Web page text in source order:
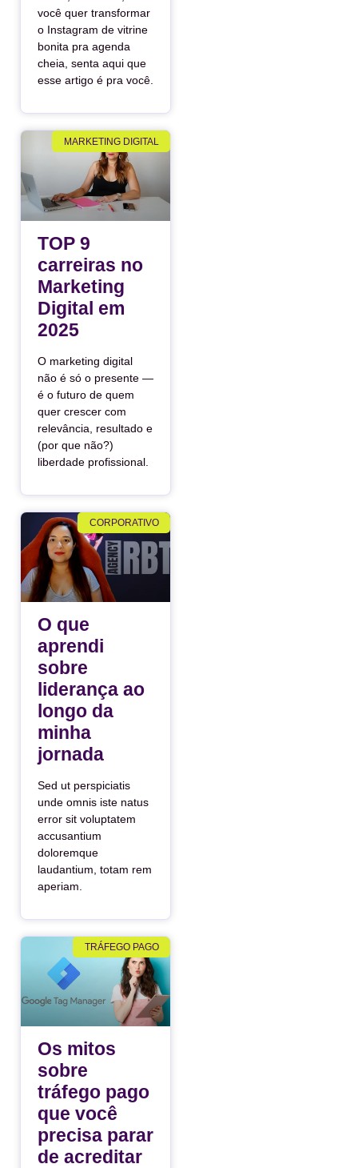
você quer transformar
o Instagram de vitrine
bonita pra agenda
cheia, senta aqui que
esse artigo é pra você.
MARKETING DIGITAL
TOP 9
carreiras no
Marketing
Digital em
2025
O marketing digital
não é só o presente —
é o futuro de quem
quer crescer com
relevância, resultado e
(por que não?)
liberdade profissional.
CORPORATIVO
O que
aprendi
sobre
liderança ao
longo da
minha
jornada
Sed ut perspiciatis
unde omnis iste natus
error sit voluptatem
accusantium
doloremque
laudantium, totam rem
aperiam.
TRÁFEGO PAGO
Os mitos
sobre
tráfego pago
que você
precisa parar
de acreditar